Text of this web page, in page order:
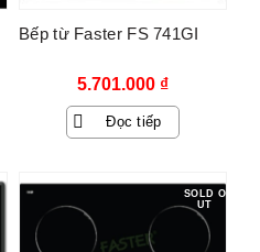
Bếp từ Faster FS 741GI
5.701.000 ₫
Đọc tiếp
SOLD O
UT